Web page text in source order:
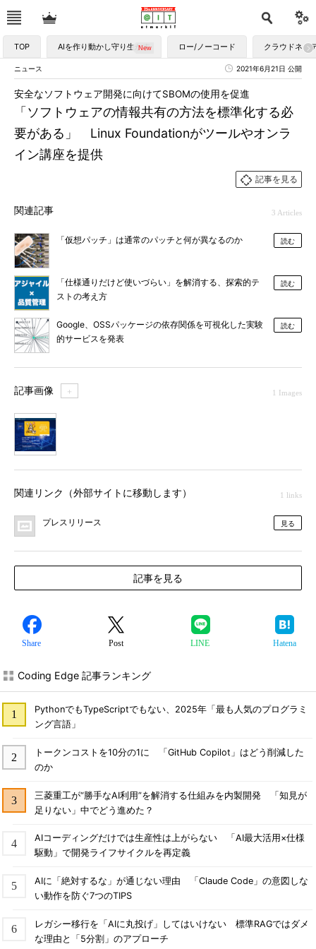
TOP AIを作り動かし守り生かす ロー/ノーコード クラウドネイ
ニュース 2021年6月21日 公開
「ソフトウェアの情報共有の方法を標準化する必
要がある」 Linux Foundationがツールやオンラ
イン講座を提供
安全なソフトウェア開発に向けてSBOMの使用を促進
記事を見る
関連記事 3 Articles
「仮想パッチ」は通常のパッチと何が異なるのか 読む
「仕様通りだけど使いづらい」を解消する、探索的テ
ストの考え方
読む
Google、OSSパッケージの依存関係を可視化した実験
的サービスを発表
読む
記事画像 ＋ 1 Images
関連リンク（外部サイトに移動します） 1 links
プレスリリース 見る
記事を見る
Share Post LINE Hatena
Coding Edge 記事ランキング
PythonでもTypeScriptでもない、2025年「最も人気のプログラミ
ング言語」
トークンコストを10分の1に 「GitHub Copilot」はどう削減した
のか
三菱重工が“勝手なAI利用”を解消する仕組みを内製開発 「知見が
足りない」中でどう進めた？
AIコーディングだけでは生産性は上がらない 「AI最大活用×仕様
駆動」で開発ライフサイクルを再定義
AIに「絶対するな」が通じない理由 「Claude Code」の意図しな
い動作を防ぐ7つのTIPS
レガシー移行を「AIに丸投げ」してはいけない 標準RAGではダメ
な理由と「5分割」のアプローチ